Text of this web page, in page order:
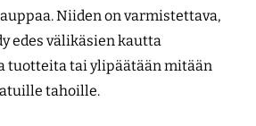
Niiden on varmistettava,
edes välikäsien kautta
tuotteita tai ylipäätään mitään
tahoille.